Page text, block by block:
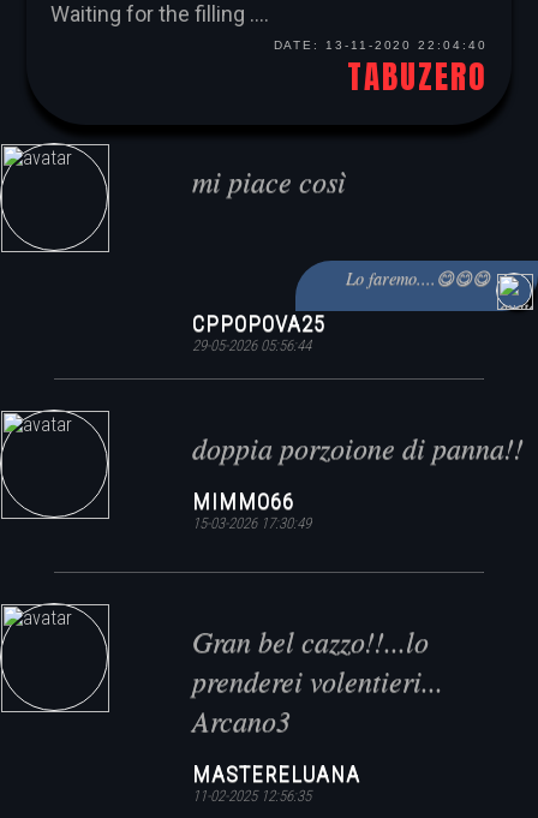
Waiting for the filling ....
DATE: 13-11-2020 22:04:40
TABUZERO
mi piace così
Lo faremo....😋😋😋
CPPOPOVA25
29-05-2026 05:56:44
doppia porzoione di panna!!
MIMMO66
15-03-2026 17:30:49
Gran bel cazzo!!...lo
prenderei volentieri...
Arcano3
MASTERELUANA
11-02-2025 12:56:35